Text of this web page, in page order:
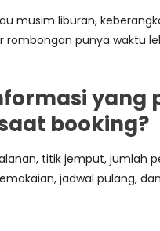
musim liburan,
rombongan punya waktu
yang
booking?
titik jemput, jumlah
jadwal pulang,